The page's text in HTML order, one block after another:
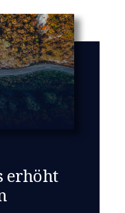
erhöht